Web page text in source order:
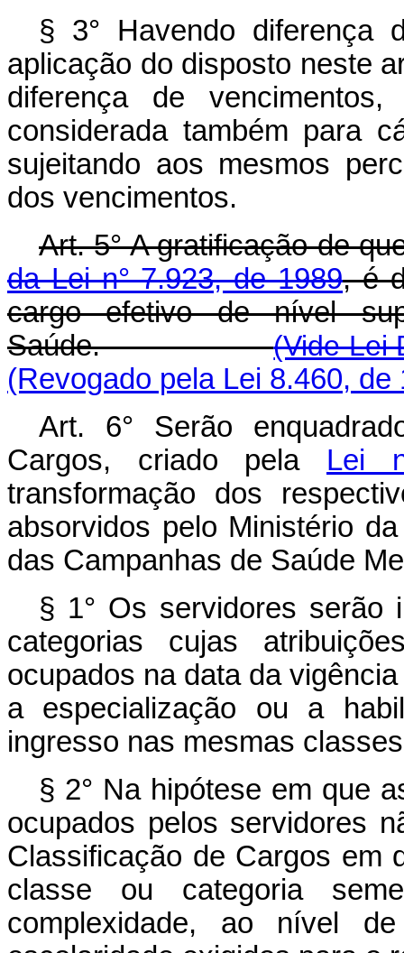
§ 3° Havendo diferença
aplicação do disposto neste
diferença de vencimentos,
considerada também para
sujeitando aos mesmos
dos vencimentos.
Art. 5° A gratificação de
da Lei n° 7.923, de 1989, é
cargo efetivo de nível
Saúde.(Vide Lei
(Revogado pela Lei 8.460, de
Art. 6° Serão
Cargos, criado pela Lei
transformação dos
absorvidos pelo Ministério
das Campanhas de Saúde
§ 1° Os servidores serão
categorias cujas
ocupados na data da
a especialização ou a
ingresso nas mesmas
§ 2° Na hipótese em que
ocupados pelos servidores
Classificação de Cargos em
classe ou categoria
complexidade, ao nível